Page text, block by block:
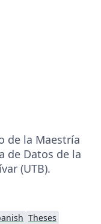
de la Maestría
de Datos de la
(UTB).
Theses